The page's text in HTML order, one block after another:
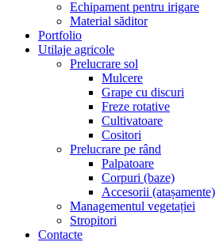
Echipament pentru irigare
Material săditor
Portfolio
Utilaje agricole
Prelucrare sol
Mulcere
Grape cu discuri
Freze rotative
Cultivatoare
Cositori
Prelucrare pe rând
Palpatoare
Corpuri (baze)
Accesorii (atașamente)
Managementul vegetației
Stropitori
Contacte